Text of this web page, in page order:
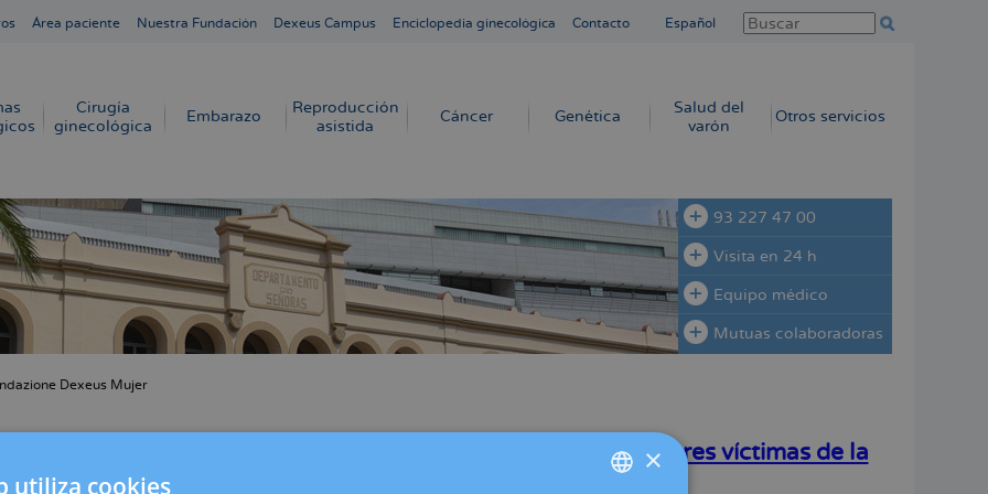
Área paciente Nuestra Fundación Dexeus Campus Enciclopedia ginecológica Contacto Español
Cirugía
ginecológica
Embarazo
Reproducción
asistida
Cáncer Genética
Salud del
varón
Otros servicios
93 227 47 00
Visita en 24 h
Equipo médico
Mutuas colaboradoras
Dexeus Mujer
Mujer ha reconstruido el clítoris de forma gratuita a 105 mujeres víctimas de la
×
utiliza cookies